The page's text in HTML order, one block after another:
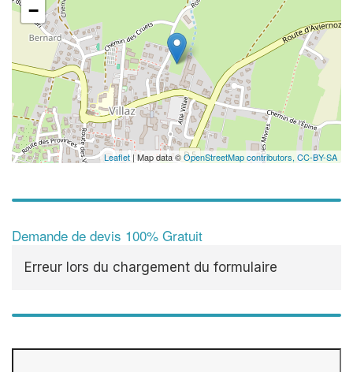
−
Leaflet | Map data ©OpenStreetMap contributors, CC-BY-SA
Demande de devis 100% Gratuit
Erreur lors du chargement du formulaire